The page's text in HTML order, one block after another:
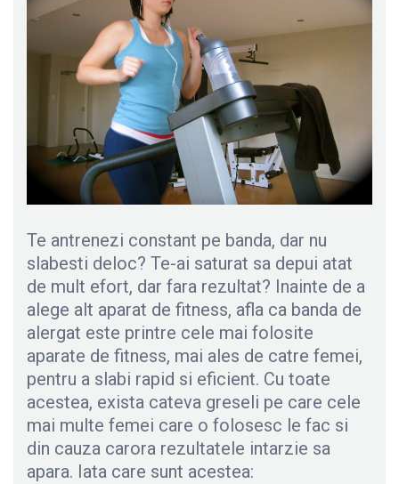
Te antrenezi constant pe banda, dar nu
slabesti deloc? Te-ai saturat sa depui atat
de mult efort, dar fara rezultat? Inainte de a
alege alt aparat de fitness, afla ca banda de
alergat este printre cele mai folosite
aparate de fitness, mai ales de catre femei,
pentru a slabi rapid si eficient. Cu toate
acestea, exista cateva greseli pe care cele
mai multe femei care o folosesc le fac si
din cauza carora rezultatele intarzie sa
apara. Iata care sunt acestea: